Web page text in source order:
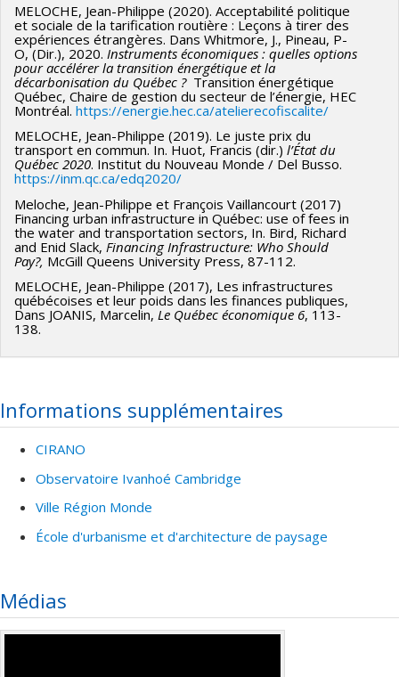
MELOCHE, Jean-Philippe (2020). Acceptabilité politique
et sociale de la tarification routière : Leçons à tirer des
expériences étrangères. Dans Whitmore, J., Pineau, P-
O, (Dir.), 2020. Instruments économiques : quelles options
pour accélérer la transition énergétique et la
décarbonisation du Québec ?Transition énergétique
Québec, Chaire de gestion du secteur de l’énergie, HEC
Montréal. https://energie.hec.ca/atelierecofiscalite/
MELOCHE, Jean-Philippe (2019). Le juste prix du
transport en commun. In. Huot, Francis (dir.) l’État du
Québec 2020. Institut du Nouveau Monde / Del Busso.
https://inm.qc.ca/edq2020/
Meloche, Jean-Philippe et François Vaillancourt (2017)
Financing urban infrastructure in Québec: use of fees in
the water and transportation sectors, In. Bird, Richard
and Enid Slack, Financing Infrastructure: Who Should
Pay?, McGill Queens University Press, 87-112.
MELOCHE, Jean-Philippe (2017), Les infrastructures
québécoises et leur poids dans les finances publiques,
Dans JOANIS, Marcelin, Le Québec économique 6, 113-
138.
Informations supplémentaires
CIRANO
Observatoire Ivanhoé Cambridge
Ville Région Monde
École d'urbanisme et d'architecture de paysage
Médias